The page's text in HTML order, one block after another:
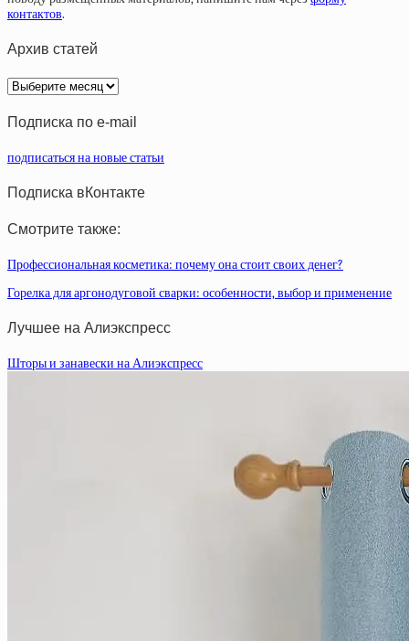
контактов.
Архив статей
Архив
статей
Подписка по e-mail
подписаться на новые статьи
Подписка вКонтакте
Смотрите также:
Профессиональная косметика: почему она стоит своих денег?
Горелка для аргонодуговой сварки: особенности, выбор и применение
Лучшее на Алиэкспресс
Шторы и занавески на Алиэкспресс